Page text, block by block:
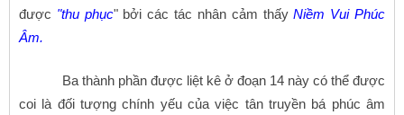
được "thu phục" bởi các tác nhân cảm thấyNiềm Vui Phúc
Âm.
Ba thành phần được liệt kê ở đoạn 14 này có thể được
coi là đối tượng chính yếu của việc tân truyền bá phúc âm